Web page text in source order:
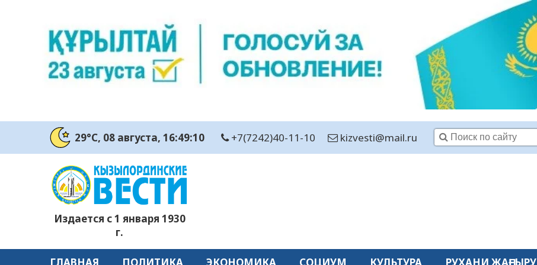
29°C, 08 августа, 16:49:11 +7(7242)40-11-10 kizvesti@mail.ru
Издается с 1 января 1930
г.